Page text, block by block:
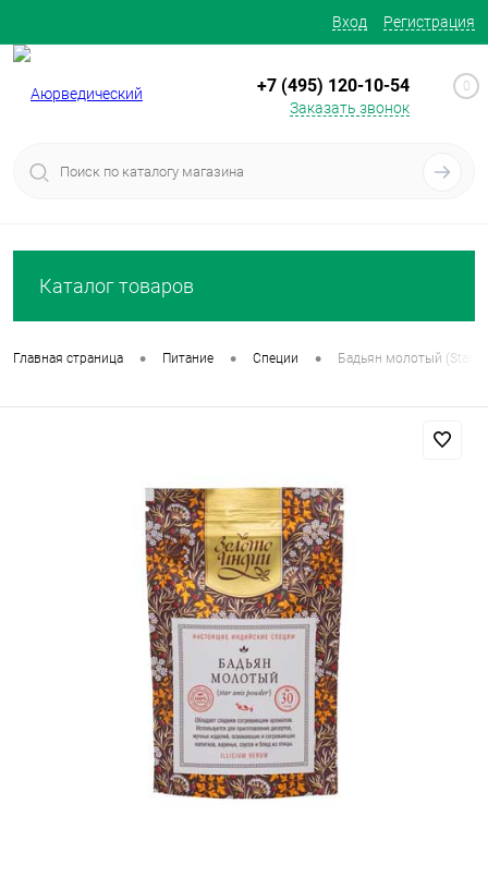
Вход Регистрация
+7 (495) 120-10-54
Заказать звонок
0
Каталог товаров
Главная страница • Питание • Специи • Бадьян молотый (Star